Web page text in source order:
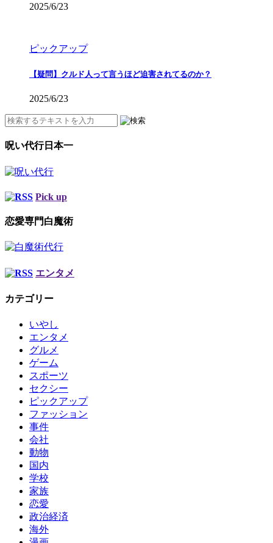
2025/6/23
ピックアップ
【疑問】クルド人って言うほど迫害されてるのか？
2025/6/23
呪い代行日本一
Pick up
恋愛専門白魔術
エンタメ
カテゴリー
いやし
エンタメ
グルメ
ゲーム
スポーツ
セクシー
ピックアップ
ファッション
事件
会社
動物
国内
学校
家族
恋愛
政治経済
海外